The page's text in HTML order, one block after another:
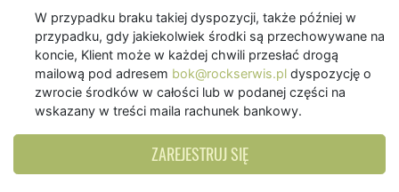
W przypadku braku takiej dyspozycji, także później w
przypadku, gdy jakiekolwiek środki są przechowywane na
koncie, Klient może w każdej chwili przesłać drogą
mailową pod adresem bok@rockserwis.pl dyspozycję o
zwrocie środków w całości lub w podanej części na
wskazany w treści maila rachunek bankowy.
ZAREJESTRUJ SIĘ